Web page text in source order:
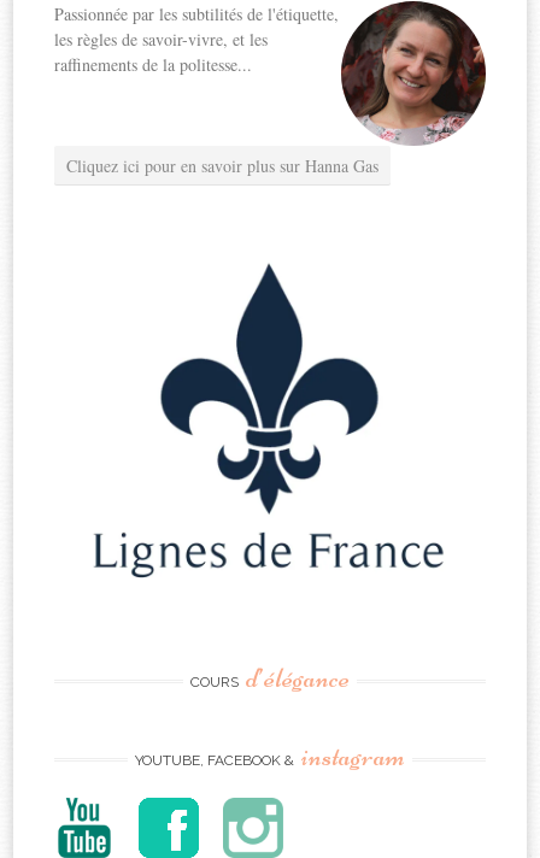
Passionnée par les subtilités de l'étiquette,
les règles de savoir-vivre, et les
raffinements de la politesse...
Cliquez ici pour en savoir plus sur Hanna Gas
COURS d’élégance
YOUTUBE, FACEBOOK & instagram